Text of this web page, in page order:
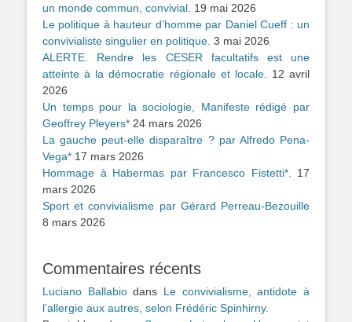
un monde commun, convivial. 19 mai 2026
Le politique à hauteur d’homme par Daniel Cueff : un
convivialiste singulier en politique. 3 mai 2026
ALERTE. Rendre les CESER facultatifs est une
atteinte à la démocratie régionale et locale.
12 avril
2026
Un temps pour la sociologie, Manifeste rédigé par
Geoffrey Pleyers* 24 mars 2026
La gauche peut-elle disparaître ? par Alfredo Pena-
Vega* 17 mars 2026
Hommage à Habermas par Francesco Fistetti*.
17
mars 2026
Sport et convivialisme par Gérard Perreau-Bezouille
8 mars 2026
Commentaires récents
Luciano Ballabiodans Le convivialisme, antidote à
l’allergie aux autres, selon Frédéric Spinhirny.